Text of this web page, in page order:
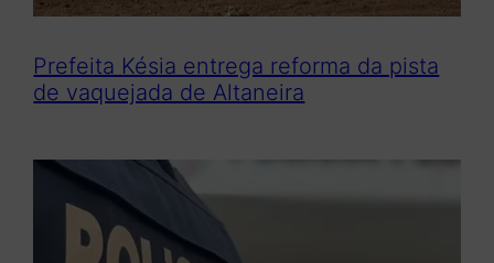
Prefeita Késia entrega reforma da pista
de vaquejada de Altaneira